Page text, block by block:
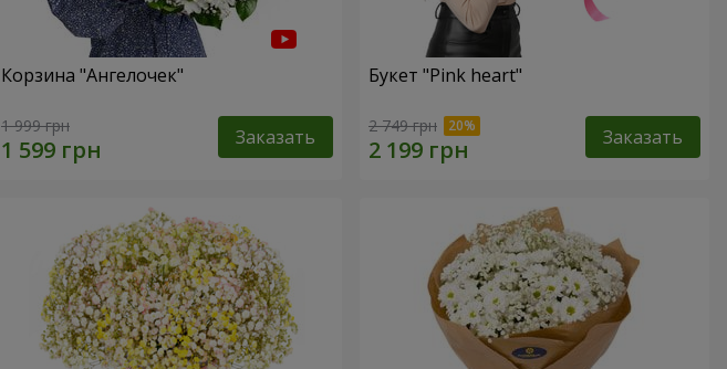
Корзина "Ангелочек"
1 999 грн Заказать
Букет "Pink heart"
2 749 грн Заказать